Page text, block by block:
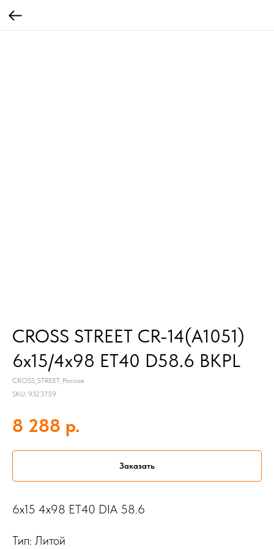
CROSS STREET CR-14(A1051)
6x15/4x98 ET40 D58.6 BKPL
CROSS_STREET_Россия
SKU: 9323759
8 288 р.
Заказать
6x15 4x98 ET40 DIA 58.6
Тип: Литой